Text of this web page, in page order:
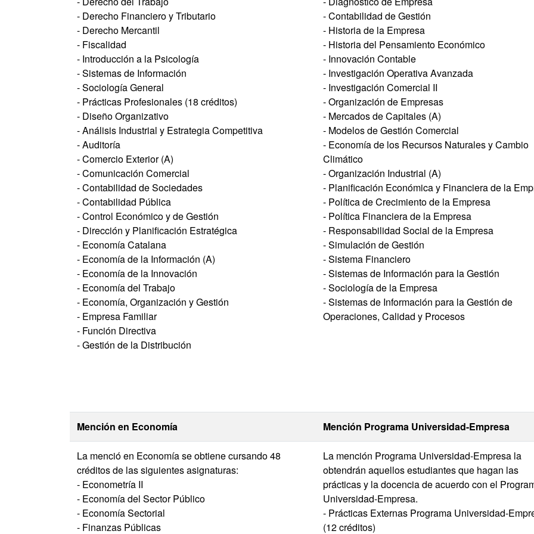
- Derecho Financiero y Tributario
- Derecho Mercantil
- Fiscalidad
- Introducción a la Psicología
- Sistemas de Información
- Sociología General
- Prácticas Profesionales (18 créditos)
- Diseño Organizativo
- Análisis Industrial y Estrategia Competitiva
- Auditoría
- Comercio Exterior (A)
- Comunicación Comercial
- Contabilidad de Sociedades
- Contabilidad Pública
- Control Económico y de Gestión
- Dirección y Planificación Estratégica
- Economía Catalana
- Economía de la Información (A)
- Economía de la Innovación
- Economía del Trabajo
- Economía, Organización y Gestión
- Empresa Familiar
- Función Directiva
- Gestión de la Distribución
- Contabilidad de Gestión
- Historia de la Empresa
- Historia del Pensamiento Económico
- Innovación Contable
- Investigación Operativa Avanzada
- Investigación Comercial II
- Organización de Empresas
- Mercados de Capitales (A)
- Modelos de Gestión Comercial
- Economía de los Recursos Naturales y Cambio
Climático
- Organización Industrial (A)
- Planificación Económica y Financiera de la
- Política de Crecimiento de la Empresa
- Política Financiera de la Empresa
- Responsabilidad Social de la Empresa
- Simulación de Gestión
- Sistema Financiero
- Sistemas de Información para la Gestión
- Sociología de la Empresa
- Sistemas de Información para la Gestión de
Operaciones, Calidad y Procesos
Mención en Economía Mención Programa Universidad-Empresa
La menció en Economía se obtiene cursando 48
créditos de las siguientes asignaturas:
- Econometría II
- Economía del Sector Público
- Economía Sectorial
- Finanzas Públicas
La mención Programa Universidad-Empresa la
obtendrán aquellos estudiantes que hagan las
prácticas y la docencia de acuerdo con el
Universidad-Empresa.
- Prácticas Externas Programa Universidad-
(12 créditos)